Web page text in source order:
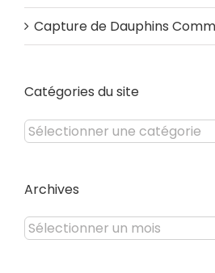
Capture de Dauphins
Catégories du site
Catégories
du
Archives
Archives